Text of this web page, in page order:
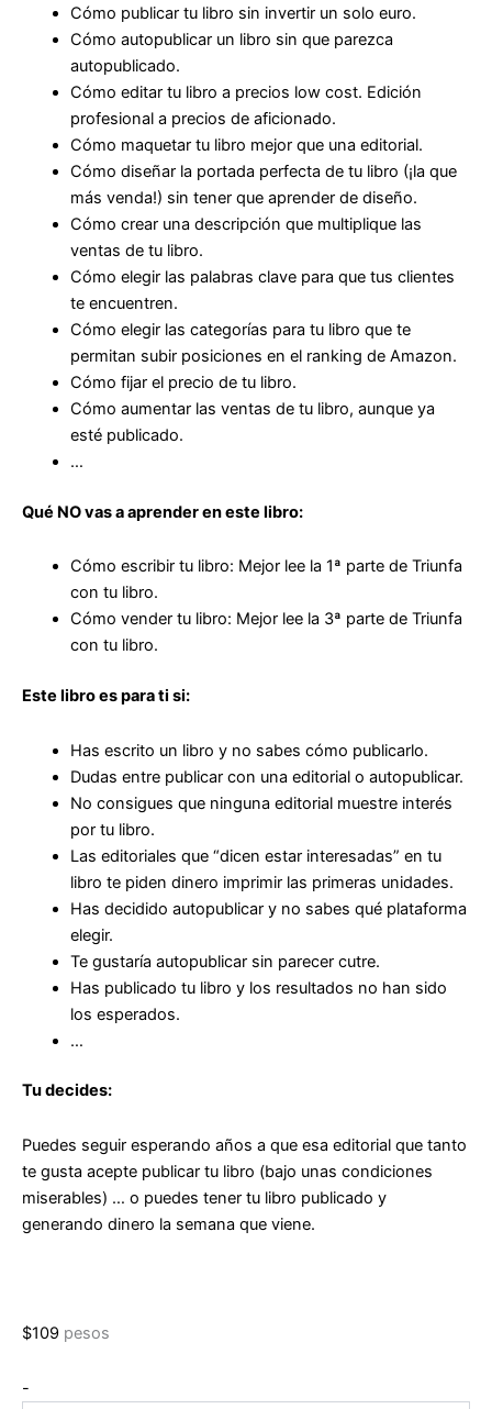
Cómo publicar tu libro sin invertir un solo euro.
Cómo autopublicar un libro sin que parezca
autopublicado.
Cómo editar tu libro a precios low cost. Edición
profesional a precios de aficionado.
Cómo maquetar tu libro mejor que una editorial.
Cómo diseñar la portada perfecta de tu libro (¡la que
más venda!) sin tener que aprender de diseño.
Cómo crear una descripción que multiplique las
ventas de tu libro.
Cómo elegir las palabras clave para que tus clientes
te encuentren.
Cómo elegir las categorías para tu libro que te
permitan subir posiciones en el ranking de Amazon.
Cómo fijar el precio de tu libro.
Cómo aumentar las ventas de tu libro, aunque ya
esté publicado.
…
Qué NO vas a aprender en este libro:
Cómo escribirtu libro: Mejor lee la 1ª parte de Triunfa
con tu libro.
Cómo vendertu libro: Mejor lee la 3ª parte de Triunfa
con tu libro.
Este libro es para ti si:
Has escrito un libro y no sabes cómo publicarlo.
Dudas entre publicar con una editorial o autopublicar.
No consigues que ninguna editorial muestre interés
por tu libro.
Las editoriales que “dicen estar interesadas” en tu
libro te piden dinero imprimir las primeras unidades.
Has decidido autopublicar y no sabes qué plataforma
elegir.
Te gustaría autopublicar sin parecer cutre.
Has publicado tu libro y los resultados no han sido
los esperados.
…
Tu decides:
Puedes seguir esperando años a que esa editorial que tanto
te gusta acepte publicar tu libro (bajo unas condiciones
miserables) … o puedes tener tu libro publicado y
generando dinero la semana que viene.
$109 pesos
-